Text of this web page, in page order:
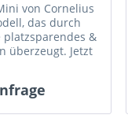
von Cornelius
das durch
platzsparendes &
überzeugt. Jetzt